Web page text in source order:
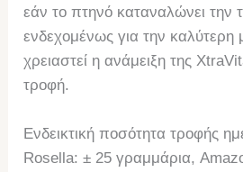
εάν το πτηνό καταναλώνει την
ενδεχομένως για την καλύτερη
χρειαστεί η ανάμειξη της
τροφή.
Ενδεικτική ποσότητα τροφής
Rosella: ± 25 γραμμάρια,